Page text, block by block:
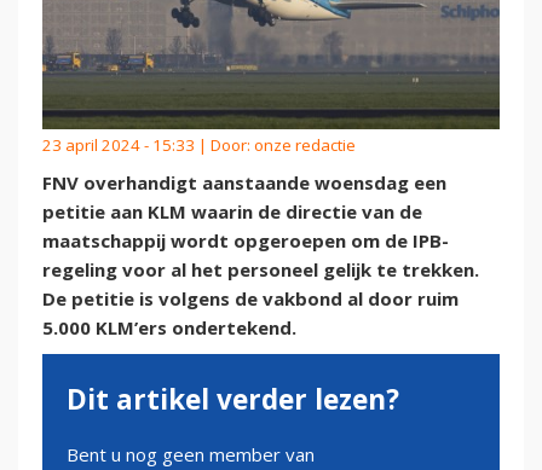
23 april 2024 - 15:33 | Door: onze redactie
FNV overhandigt aanstaande woensdag een
petitie aan KLM waarin de directie van de
maatschappij wordt opgeroepen om de IPB-
regeling voor al het personeel gelijk te trekken.
De petitie is volgens de vakbond al door ruim
5.000 KLM’ers ondertekend.
Dit artikel verder lezen?
Bent u nog geen member van